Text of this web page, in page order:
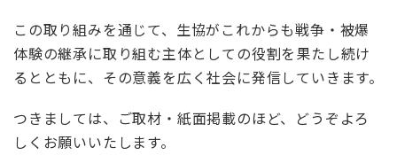
この取り組みを通じて、生協がこれからも戦争・被爆
体験の継承に取り組む主体としての役割を果たし続け
るとともに、その意義を広く社会に発信していきます。
つきましては、ご取材・紙面掲載のほど、どうぞよろ
しくお願いいたします。